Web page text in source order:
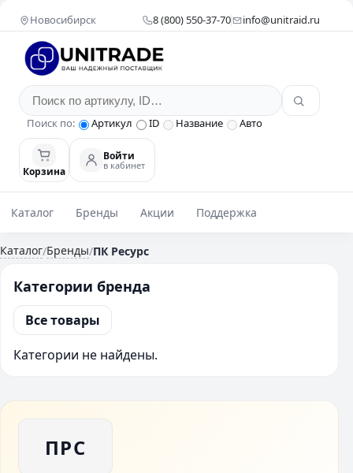
Новосибирск 8 (800) 550-37-70 info@unitraid.ru
Поиск по: Артикул ID Название Авто
Корзина
Войти
в кабинет
Каталог Бренды Акции Поддержка
Каталог/Бренды/ПК Ресурс
Категории бренда
Все товары
Категории не найдены.
ПРС